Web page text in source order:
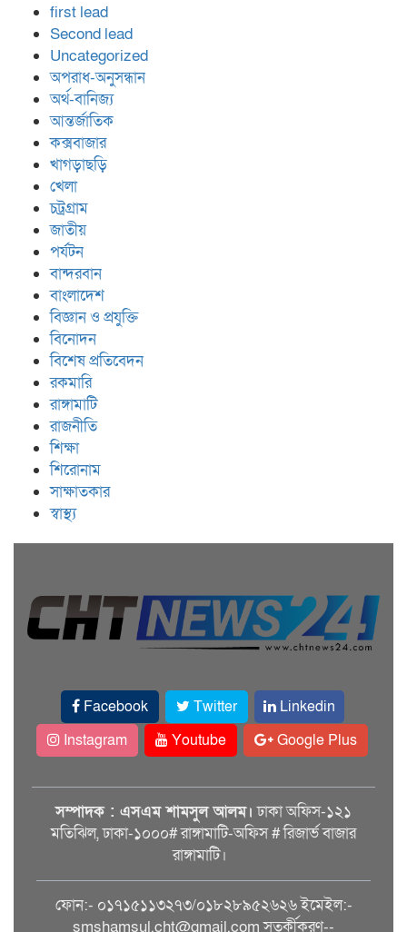
first lead
Second lead
Uncategorized
অপরাধ-অনুসন্ধান
অর্থ-বানিজ্য
আন্তর্জাতিক
কক্সবাজার
খাগড়াছড়ি
খেলা
চট্রগ্রাম
জাতীয়
পর্যটন
বান্দরবান
বাংলাদেশ
বিজ্ঞান ও প্রযুক্তি
বিনোদন
বিশেষ প্রতিবেদন
রকমারি
রাঙ্গামাটি
রাজনীতি
শিক্ষা
শিরোনাম
সাক্ষাতকার
স্বাস্থ্য
Facebook Twitter
Linkedin
Instagram
Youtube Google Plus
সম্পাদক : এসএম শামসুল আলম। ঢাকা অফিস-১২১
মতিঝিল, ঢাকা-১০০০# রাঙ্গামাটি-অফিস # রিজার্ভ বাজার
রাঙ্গামাটি।
ফোন:- ০১৭১৫১১৩২৭৩/০১৮২৮৯৫২৬২৬ ইমেইল:-
smshamsul.cht@gmail.com সতর্কীকরণ--